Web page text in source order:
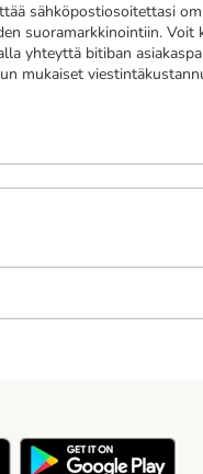
sähköpostiosoitettasi
suoramarkkinointiin. Voit
yhteyttä bitiban
mukaiset